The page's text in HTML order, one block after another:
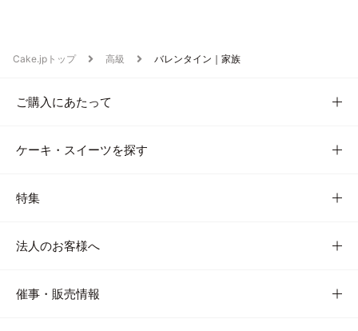
Cake.jpトップ 高級 バレンタイン｜家族
ご購入にあたって
ケーキ・スイーツを探す
特集
法人のお客様へ
催事・販売情報